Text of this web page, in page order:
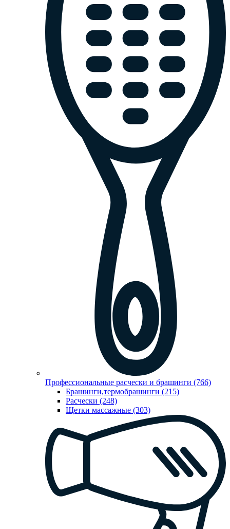
Профессиональные расчески и брашинги (766)
Брашинги,термобрашинги (215)
Расчески (248)
Щетки массажные (303)